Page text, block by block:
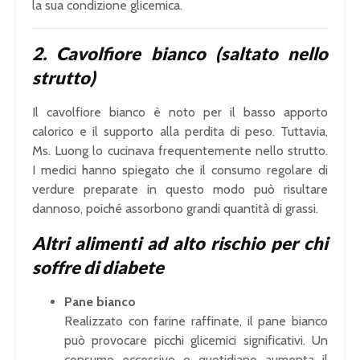
la sua condizione glicemica.
2. Cavolfiore bianco (saltato nello
strutto)
Il cavolfiore bianco è noto per il basso apporto
calorico e il supporto alla perdita di peso. Tuttavia,
Ms. Luong lo cucinava frequentemente nello strutto.
I medici hanno spiegato che il consumo regolare di
verdure preparate in questo modo può risultare
dannoso, poiché assorbono grandi quantità di grassi.
Altri alimenti ad alto rischio per chi
soffre di diabete
Pane bianco
Realizzato con farine raffinate, il pane bianco
può provocare picchi glicemici significativi. Un